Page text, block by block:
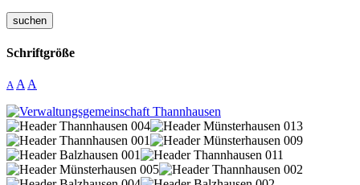
suchen
Schriftgröße
A A A